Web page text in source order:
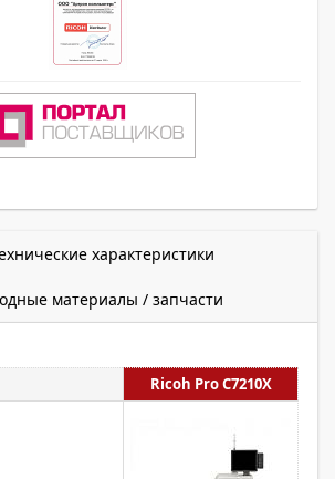
характеристики
материалы / запчасти
Ricoh Pro C7210X